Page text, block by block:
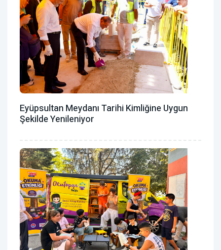
Eyüpsultan Meydanı Tarihi Kimliğine Uygun
Şekilde Yenileniyor